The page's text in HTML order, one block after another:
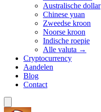
Australische dollar
Chinese yuan
Zweedse kroon
Noorse kroon
Indische roepie
Alle valuta →
Cryptocurrency
Aandelen
Blog
Contact